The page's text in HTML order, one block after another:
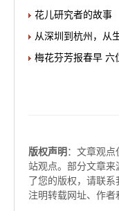
花儿研究者的故事
从深圳到杭州，从
梅花芬芳报春早 六
版权声明 ：文章观
站观点。部分文章
了您的版权，请联
注明转载网址、作者